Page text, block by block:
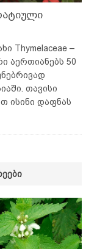
Thymelaceae –
აერთიანებს 50
თავისი
ისინი დაფნას